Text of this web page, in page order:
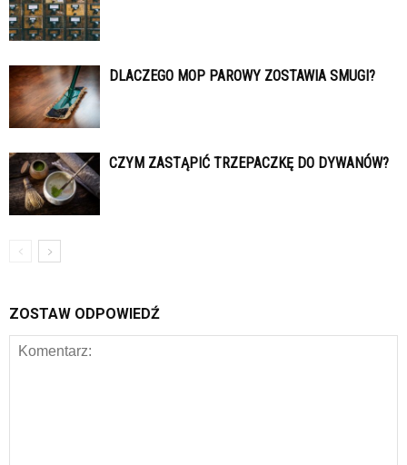
DLACZEGO MOP PAROWY ZOSTAWIA SMUGI?
CZYM ZASTĄPIĆ TRZEPACZKĘ DO DYWANÓW?
ZOSTAW ODPOWIEDŹ